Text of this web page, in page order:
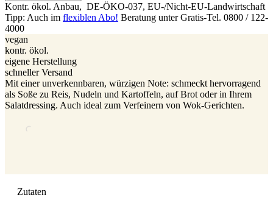
Kontr. ökol. Anbau, DE-ÖKO-037, EU-/Nicht-EU-Landwirtschaft
Tipp: Auch im flexiblen Abo! Beratung unter Gratis-Tel. 0800 / 122-
4000
vegan
kontr. ökol.
eigene Herstellung
schneller Versand
Mit einer unverkennbaren, würzigen Note: schmeckt hervorragend
als Soße zu Reis, Nudeln und Kartoffeln, auf Brot oder in Ihrem
Salatdressing. Auch ideal zum Verfeinern von Wok-Gerichten.
Zutaten